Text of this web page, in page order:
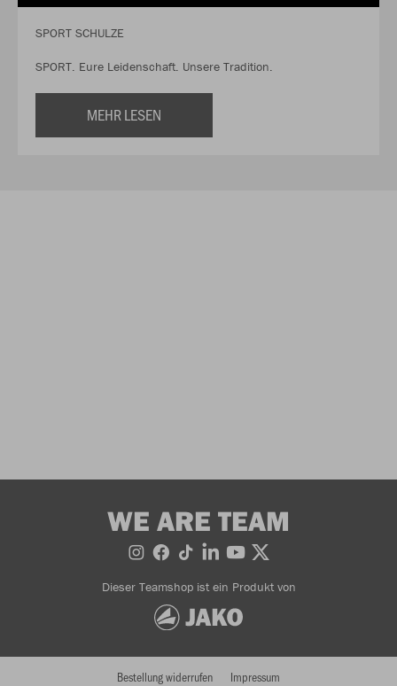
SPORT SCHULZE
SPORT. Eure Leidenschaft. Unsere Tradition.
MEHR LESEN
WE ARE TEAM
Dieser Teamshop ist ein Produkt von
Bestellung widerrufen Impressum